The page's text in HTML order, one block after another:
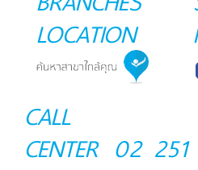
LOCATION
CALL
CENTER 02